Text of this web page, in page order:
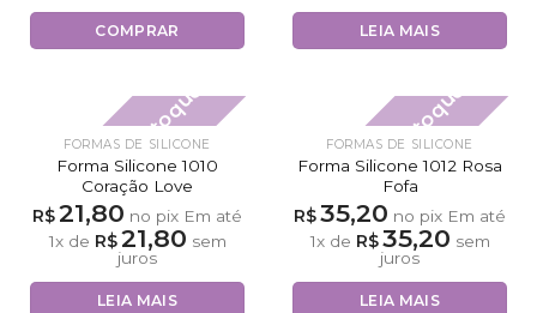
COMPRAR LEIA MAIS
Fora de estoque
FORMAS DE SILICONE
Forma Silicone 1010
Coração Love
R$21,80 no pix Em até
1x de R$21,80 sem
juros
LEIA MAIS
Fora de estoque
FORMAS DE SILICONE
Forma Silicone 1012 Rosa
Fofa
R$35,20 no pix Em até
1x de R$35,20 sem
juros
LEIA MAIS